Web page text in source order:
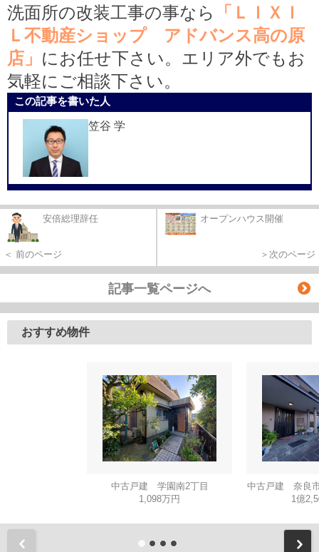
洗面所の改装工事の事なら
「ＬＩＸＩ
Ｌ不動産ショップ アドバンス高の原
店」 にお任せ下さい。エリア外でもお
気軽にご相談下さい。
この記事を書いた人
笠谷 学
安倍総理辞任
＜ 前のページ
オープンハウス開催
＞次のページ
記事一覧ページへ
おすすめ物件
中古戸建 学園南2丁目
1,098万円
中古戸建 奈良
1億